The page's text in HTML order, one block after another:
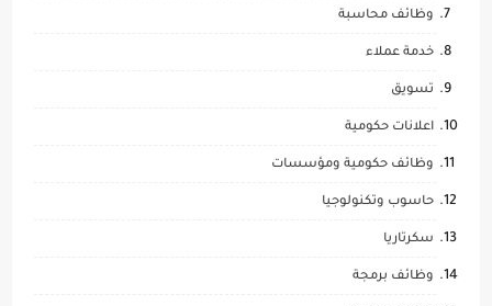
وظائف محاسبة
خدمة عملاء
تسويق
اعلانات حكومية
وظائف حكومية ومؤسسات
حاسوب وتكنولوجيا
سكرتاريا
وظائف برمجة